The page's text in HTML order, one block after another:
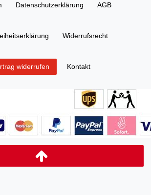
Daten­schutz­erklärung AGB
Widerrufs­recht
widerrufen Kontakt